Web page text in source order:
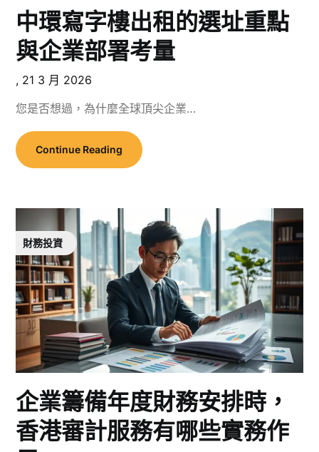
中環寫字樓出租的選址重點
與企業部署考量
, 21 3 月 2026
您是否想過，為什麼全球頂尖企業…
Continue Reading
財務投資
企業籌備年度財務安排時，
香港審計服務有哪些實務作